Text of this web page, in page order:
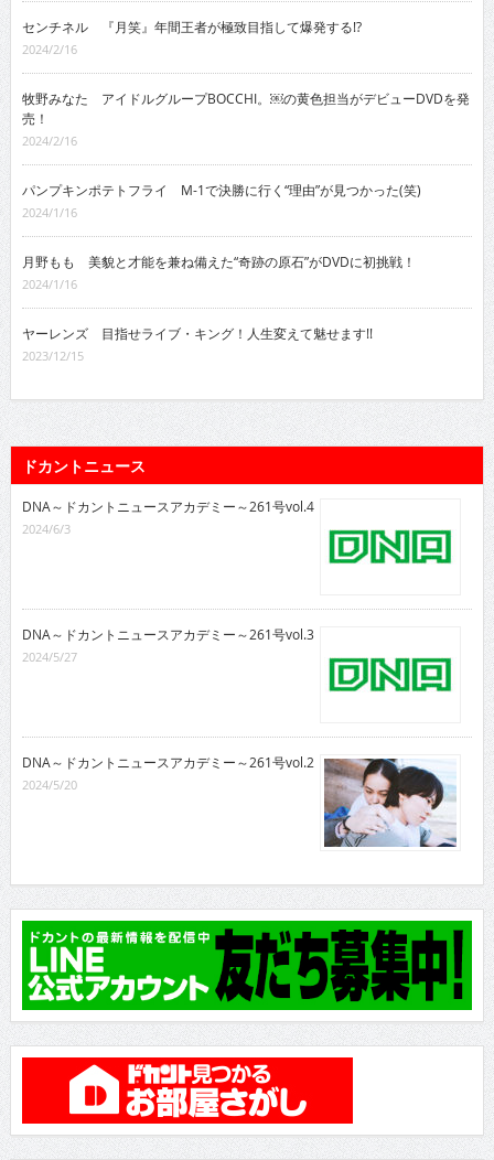
センチネル 『月笑』年間王者が極致目指して爆発する!?
2024/2/16
牧野みなた アイドルグループBOCCHI。￼の黄色担当がデビューDVDを発
売！
2024/2/16
パンプキンポテトフライ M-1で決勝に行く“理由”が見つかった(笑)
2024/1/16
月野もも 美貌と才能を兼ね備えた“奇跡の原石”がDVDに初挑戦！
2024/1/16
ヤーレンズ 目指せライブ・キング！人生変えて魅せます!!
2023/12/15
ドカントニュース
DNA～ドカントニュースアカデミー～261号vol.4
2024/6/3
DNA～ドカントニュースアカデミー～261号vol.3
2024/5/27
DNA～ドカントニュースアカデミー～261号vol.2
2024/5/20